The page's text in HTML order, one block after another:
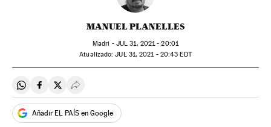
MANUEL PLANELLES
Madri - JUL 31, 2021 - 20:01
atualizado: JUL31, 2021 - 20:43 EDT
Compartir en Whatsapp
Compartir en Facebook
Compartir en Twitter
Desplegar Redes Sociales
Añadir EL PAÍS en Google